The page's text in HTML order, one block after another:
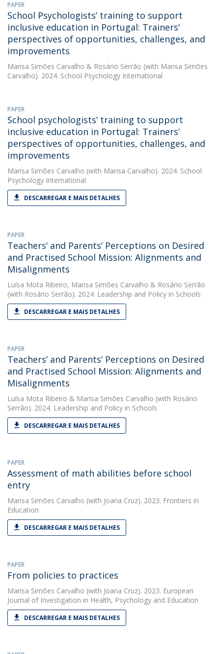
PAPER
School Psychologists’ training to support
inclusive education in Portugal: Trainers'
perspectives of opportunities, challenges, and
improvements
Marisa Simões Carvalho & Rosário Serrão (with Marisa Simões
Carvalho). 2024. School Psychology International
PAPER
School psychologists’ training to support
inclusive education in Portugal: Trainers’
perspectives of opportunities, challenges, and
improvements
Marisa Simões Carvalho (with Marisa Carvalho). 2024. School
Psychology International
DESCARREGAR E MAIS DETALHES
PAPER
Teachers’ and Parents’ Perceptions on Desired
and Practised School Mission: Alignments and
Misalignments
Luísa Mota Ribeiro, Marisa Simões Carvalho & Rosário Serrão
(with Rosário Serrão). 2024. Leadership and Policy in Schools
DESCARREGAR E MAIS DETALHES
PAPER
Teachers’ and Parents’ Perceptions on Desired
and Practised School Mission: Alignments and
Misalignments
Luísa Mota Ribeiro & Marisa Simões Carvalho (with Rosário
Serrão). 2024. Leadership and Policy in Schools
DESCARREGAR E MAIS DETALHES
PAPER
Assessment of math abilities before school
entry
Marisa Simões Carvalho (with Joana Cruz). 2023. Frontiers in
Education
DESCARREGAR E MAIS DETALHES
PAPER
From policies to practices
Marisa Simões Carvalho (with Joana Cruz). 2023. European
Journal of Investigation in Health, Psychology and Education
DESCARREGAR E MAIS DETALHES